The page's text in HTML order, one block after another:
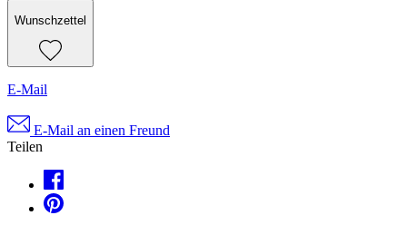
Wunschzettel
E-Mail
E-Mail an einen Freund
Teilen